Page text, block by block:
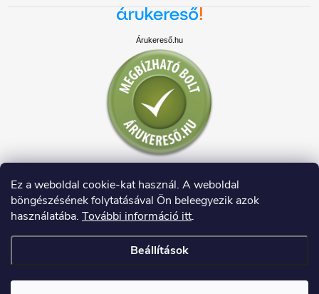
Ez a weboldal cookie-kat használ. A weboldal
böngészésének folytatásával Ön beleegyezik azok
használatába. További információ itt.
Beállítások
Árukereső.hu
Copyright 2026HAUSDECO.HU. Minden jog fenntartva.